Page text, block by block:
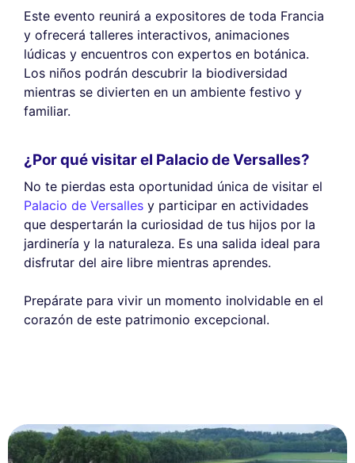
Este evento reunirá a expositores de toda Francia
y ofrecerá talleres interactivos, animaciones
lúdicas y encuentros con expertos en botánica.
Los niños podrán descubrir la biodiversidad
mientras se divierten en un ambiente festivo y
familiar.
¿Por qué visitar el Palacio de Versalles?
No te pierdas esta oportunidad única de visitar el
Palacio de Versalles y participar en actividades
que despertarán la curiosidad de tus hijos por la
jardinería y la naturaleza. Es una salida ideal para
disfrutar del aire libre mientras aprendes.
Prepárate para vivir un momento inolvidable en el
corazón de este patrimonio excepcional.